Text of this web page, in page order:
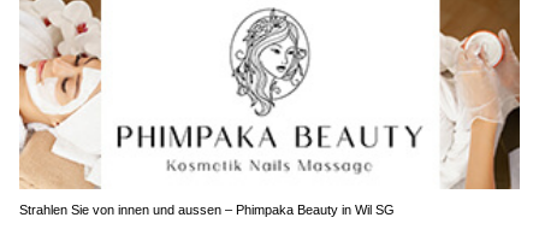
Strahlen Sie von innen und aussen – Phimpaka Beauty in Wil SG